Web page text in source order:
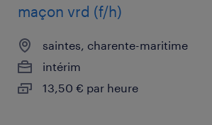
maçon vrd (f/h)
saintes, charente-maritime
intérim
13,50 € par heure